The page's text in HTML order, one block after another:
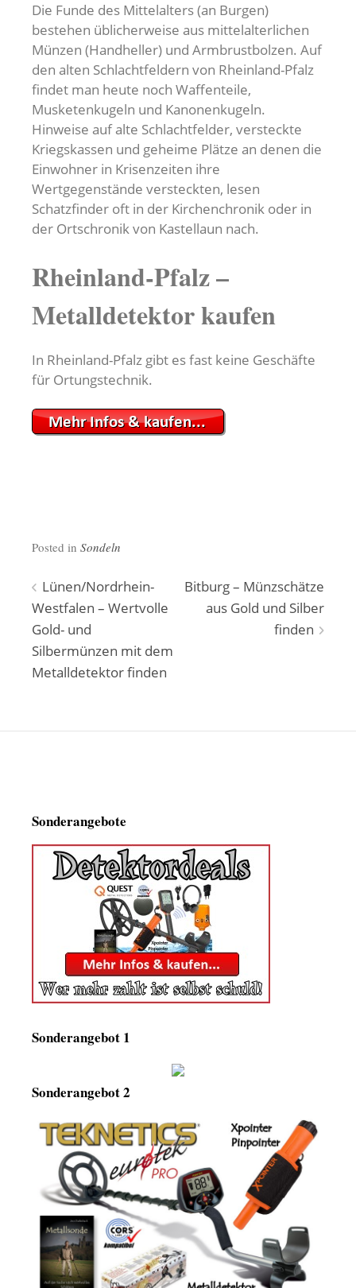
Die Funde des Mittelalters (an Burgen)
bestehen üblicherweise aus mittelalterlichen
Münzen (Handheller) und Armbrustbolzen. Auf
den alten Schlachtfeldern von Rheinland-Pfalz
findet man heute noch Waffenteile,
Musketenkugeln und Kanonenkugeln.
Hinweise auf alte Schlachtfelder, versteckte
Kriegskassen und geheime Plätze an denen die
Einwohner in Krisenzeiten ihre
Wertgegenstände versteckten, lesen
Schatzfinder oft in der Kirchenchronik oder in
der Ortschronik von Kastellaun nach.
Rheinland-Pfalz –
Metalldetektor kaufen
In Rheinland-Pfalz gibt es fast keine Geschäfte
für Ortungstechnik.
Posted in Sondeln
Beitragsnavigation
Lünen/Nordrhein-
Westfalen – Wertvolle
Gold- und
Silbermünzen mit dem
Metalldetektor finden
Bitburg – Münzschätze
aus Gold und Silber
finden
Sonderangebote
Sonderangebot 1
Sonderangebot 2